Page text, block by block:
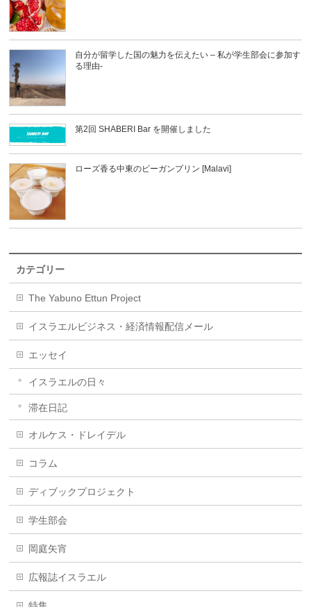
自分が留学した国の魅力を伝えたい – 私が学生部会に参加す
る理由-
第2回 SHABERI Bar を開催しました
ローズ香る中東のビーガンプリン [Malavi]
カテゴリー
The Yabuno Ettun Project
イスラエルビジネス・経済情報配信メール
エッセイ
イスラエルの日々
滞在日記
オルケス・ドレイデル
コラム
ディブックプロジェクト
学生部会
岡庭矢宵
広報誌イスラエル